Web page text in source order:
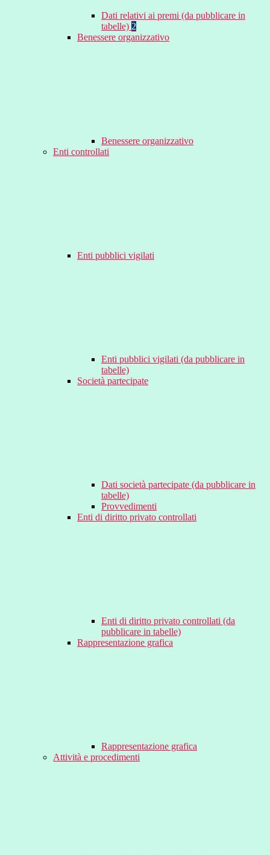
Dati relativi ai premi (da pubblicare in
tabelle) 2
Benessere organizzativo
Benessere organizzativo
Enti controllati
Enti pubblici vigilati
Enti pubblici vigilati (da pubblicare in
tabelle)
Società partecipate
Dati società partecipate (da pubblicare in
tabelle)
Provvedimenti
Enti di diritto privato controllati
Enti di diritto privato controllati (da
pubblicare in tabelle)
Rappresentazione grafica
Rappresentazione grafica
Attività e procedimenti